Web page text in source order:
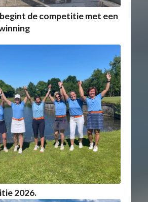
de competitie met een
2026.